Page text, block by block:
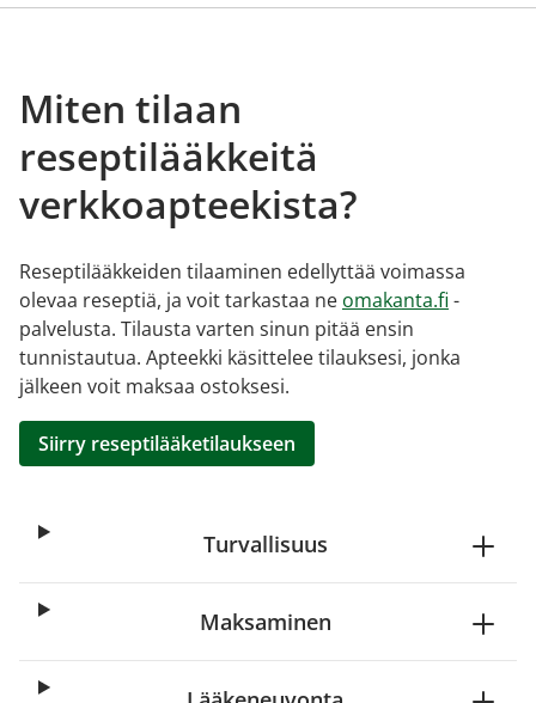
Miten tilaan
reseptilääkkeitä
verkkoapteekista?
Reseptilääkkeiden tilaaminen edellyttää voimassa
olevaa reseptiä, ja voit tarkastaa ne omakanta.fi -
palvelusta. Tilausta varten sinun pitää ensin
tunnistautua. Apteekki käsittelee tilauksesi, jonka
jälkeen voit maksaa ostoksesi.
Siirry reseptilääketilaukseen
Turvallisuus
Maksaminen